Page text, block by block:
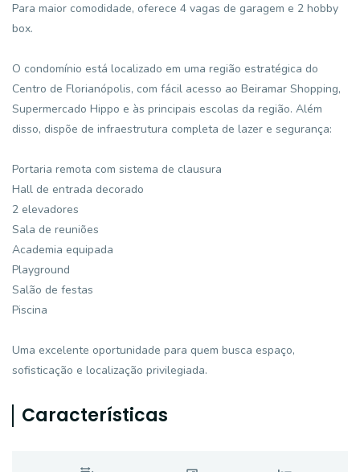
Para maior comodidade, oferece 4 vagas de garagem e 2 hobby
box.
O condomínio está localizado em uma região estratégica do
Centro de Florianópolis, com fácil acesso ao Beiramar Shopping,
Supermercado Hippo e às principais escolas da região. Além
disso, dispõe de infraestrutura completa de lazer e segurança:
Portaria remota com sistema de clausura
Hall de entrada decorado
2 elevadores
Sala de reuniões
Academia equipada
Playground
Salão de festas
Piscina
Uma excelente oportunidade para quem busca espaço,
sofisticação e localização privilegiada.
Características